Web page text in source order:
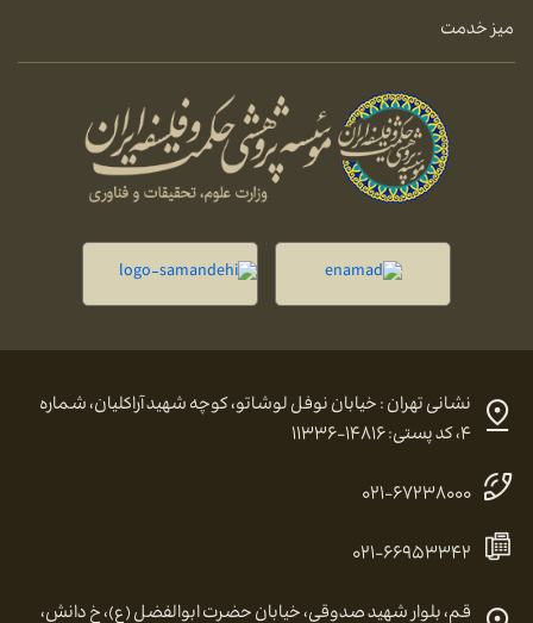
میز خدمت
نشانی تهران : خیابان نوفل لوشاتو، کوچه شهید آراکلیان، شماره
۴، کد پستی: ۱۴۸۱۶-۱۱۳۳۶
۰۲۱-۶۷۲۳۸۰۰۰
۰۲۱-۶۶۹۵۳۳۴۲
قم، بلوار شهید صدوقی، خیابان حضرت ابوالفضل (ع)، خ دانش،